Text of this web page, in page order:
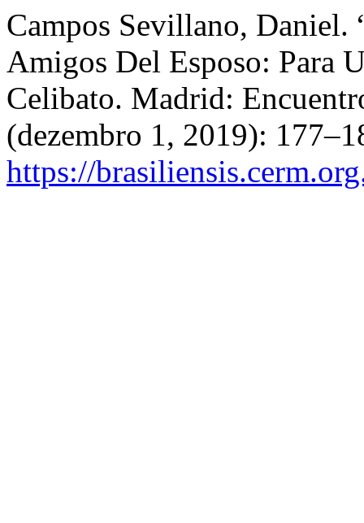
Campos Sevillano, Daniel.
Amigos Del Esposo: Para
Celibato. Madrid:
(dezembro 1, 2019):
https://